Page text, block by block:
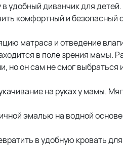
удобный диванчик для
комфортный и безопасный
матраса и отведение
в поле зрения мамы.
но он сам не смог выбраться
на руках у мамы.
эмалью на водной
в удобную кровать для